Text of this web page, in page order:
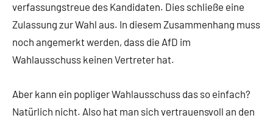
verfassungstreue des Kandidaten. Dies schließe eine
Zulassung zur Wahl aus. In diesem Zusammenhang muss
noch angemerkt werden, dass die AfD im
Wahlausschuss keinen Vertreter hat.
Aber kann ein popliger Wahlausschuss das so einfach?
Natürlich nicht. Also hat man sich vertrauensvoll an den